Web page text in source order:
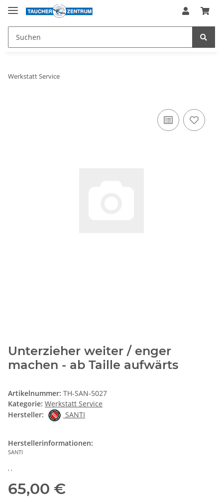
Werkstatt Service
Unterzieher weiter / enger
machen - ab Taille aufwärts
Artikelnummer: TH-SAN-5027
Kategorie: Werkstatt Service
Hersteller:
SANTI
Herstellerinformationen:
SANTI
, ,
65,00 €